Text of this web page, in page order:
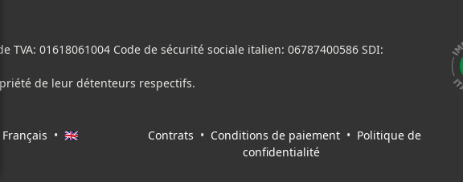
TVA: 01618061004 Code de sécurité sociale italien: 06787400586 SDI:
de leur détenteurs respectifs.
Français • 🇬🇧
Contrats • Conditions de paiement • Politique de
confidentialité